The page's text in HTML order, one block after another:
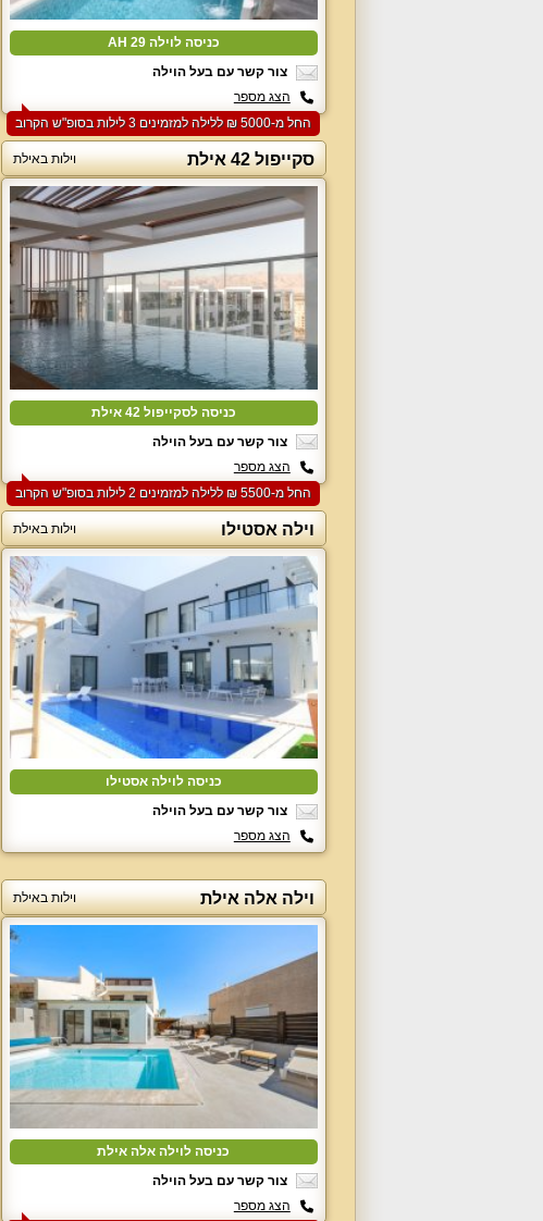
כניסה לוילה 29 AH
צור קשר עם בעל הוילה
הצג מספר
החל מ-‏5000 ₪ ללילה למזמינים 3 לילות בסופ"ש הקרוב
סקייפול 42 אילת וילות באילת
כניסה לסקייפול 42 אילת
צור קשר עם בעל הוילה
הצג מספר
החל מ-‏5500 ₪ ללילה למזמינים 2 לילות בסופ"ש הקרוב
וילה אסטילו וילות באילת
כניסה לוילה אסטילו
צור קשר עם בעל הוילה
הצג מספר
וילה אלה אילת וילות באילת
כניסה לוילה אלה אילת
צור קשר עם בעל הוילה
הצג מספר